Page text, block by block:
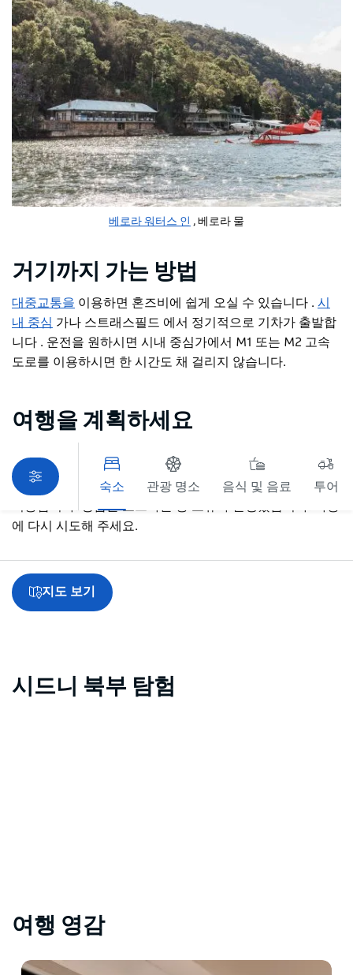
베로라 워터스 인 , 베로라 물
거기까지 가는 방법
대중교통을 이용하면 혼즈비에 쉽게 오실 수 있습니다 . 시
내 중심 가나 스트래스필드 에서 정기적으로 기차가 출발합
니다 . 운전을 원하시면 시내 중심가에서 M1 또는 M2 고속
도로를 이용하시면 한 시간도 채 걸리지 않습니다.
여행을 계획하세요
숙소 관광 명소 음식 및 음료
투어
죄송합니다. 상품을 로드하는 중 오류가 발생했습니다. 나중
에 다시 시도해 주세요.
지도 보기
시드니 북부 탐험
여행 영감